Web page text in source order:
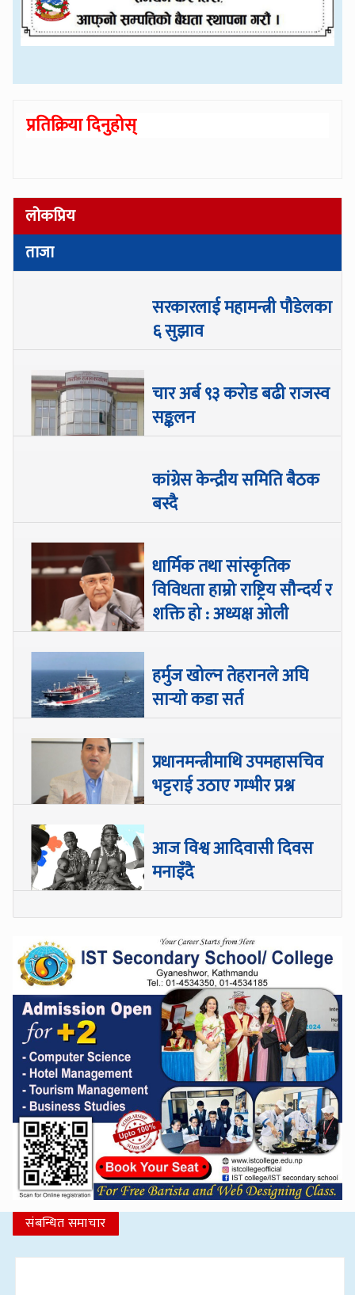
प्रतिक्रिया दिनुहोस्
लोकप्रिय
ताजा
सरकारलाई महामन्त्री पौडेलका
६ सुझाव
चार अर्ब ९३ करोड बढी राजस्व
सङ्कलन
कांग्रेस केन्द्रीय समिति बैठक
बस्दै
धार्मिक तथा सांस्कृतिक
विविधता हाम्रो राष्ट्रिय सौन्दर्य र
शक्ति हो : अध्यक्ष ओली
हर्मुज खोल्न तेहरानले अघि
सार्‍याे कडा सर्त
प्रधानमन्त्रीमाथि उपमहासचिव
भट्टराई उठाए गम्भीर प्रश्न
आज विश्व आदिवासी दिवस
मनाइँदै
संबन्धित समाचार